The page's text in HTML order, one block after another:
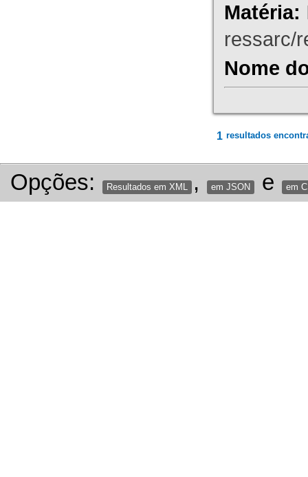
Matéria:
ressarc/
Nome
1 resultados
Opções: Resultados em XML , em JSON e em